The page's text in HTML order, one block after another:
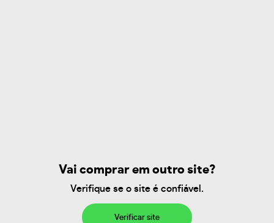
Vai comprar em outro site?
Verifique se o site é confiável.
Verificar site